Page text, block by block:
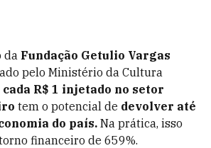
da Fundação Getulio Vargas
pelo Ministério da Cultura
cada R$ 1 injetado no setor
tem o potencial de devolver até
do país. Na prática, isso
financeiro de 659%.